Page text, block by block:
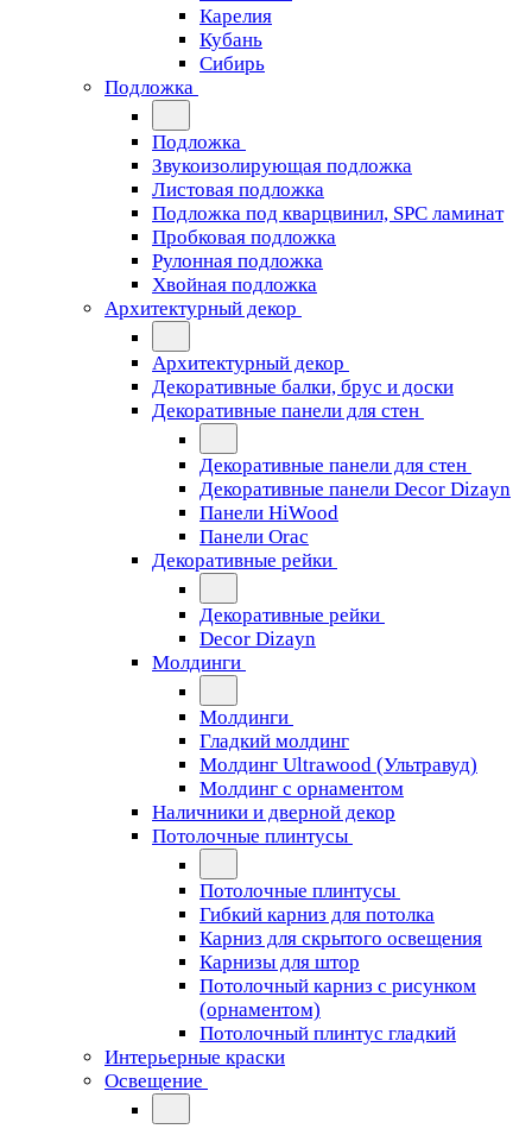
Карелия
Кубань
Сибирь
Подложка
Подложка
Звукоизолирующая подложка
Листовая подложка
Подложка под кварцвинил, SPC ламинат
Пробковая подложка
Рулонная подложка
Хвойная подложка
Архитектурный декор
Архитектурный декор
Декоративные балки, брус и доски
Декоративные панели для стен
Декоративные панели для стен
Декоративные панели Decor Dizayn
Панели HiWood
Панели Orac
Декоративные рейки
Декоративные рейки
Decor Dizayn
Молдинги
Молдинги
Гладкий молдинг
Молдинг Ultrawood (Ультравуд)
Молдинг с орнаментом
Наличники и дверной декор
Потолочные плинтусы
Потолочные плинтусы
Гибкий карниз для потолка
Карниз для скрытого освещения
Карнизы для штор
Потолочный карниз с рисунком
(орнаментом)
Потолочный плинтус гладкий
Интерьерные краски
Освещение